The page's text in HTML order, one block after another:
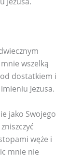
wszelką
dostatkiem i
Jezusa.
jako Swojego
węże i
mnie nie